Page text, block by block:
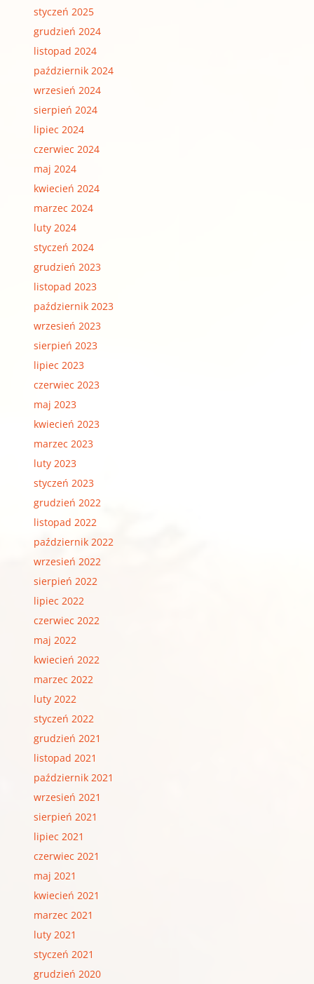
styczeń 2025
grudzień 2024
listopad 2024
październik 2024
wrzesień 2024
sierpień 2024
lipiec 2024
czerwiec 2024
maj 2024
kwiecień 2024
marzec 2024
luty 2024
styczeń 2024
grudzień 2023
listopad 2023
październik 2023
wrzesień 2023
sierpień 2023
lipiec 2023
czerwiec 2023
maj 2023
kwiecień 2023
marzec 2023
luty 2023
styczeń 2023
grudzień 2022
listopad 2022
październik 2022
wrzesień 2022
sierpień 2022
lipiec 2022
czerwiec 2022
maj 2022
kwiecień 2022
marzec 2022
luty 2022
styczeń 2022
grudzień 2021
listopad 2021
październik 2021
wrzesień 2021
sierpień 2021
lipiec 2021
czerwiec 2021
maj 2021
kwiecień 2021
marzec 2021
luty 2021
styczeń 2021
grudzień 2020